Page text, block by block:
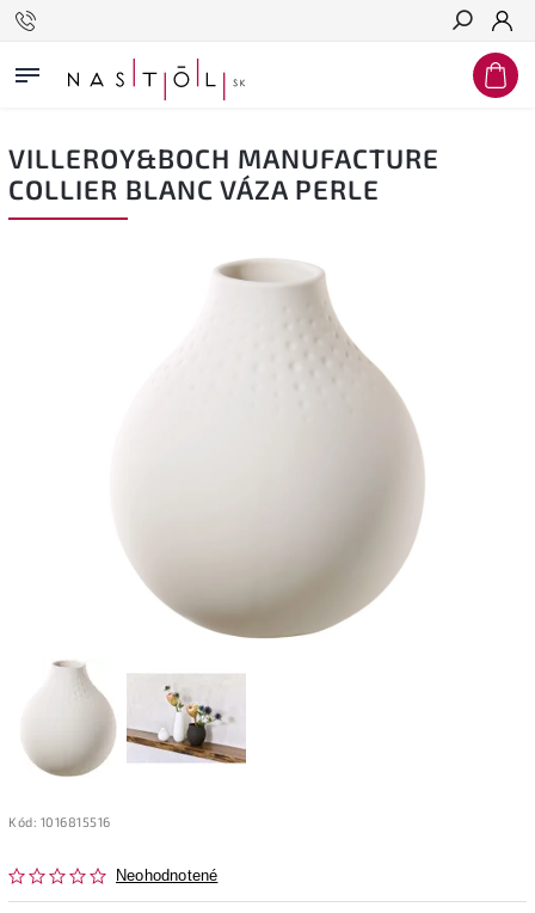
Hľadať
VILLEROY&BOCH MANUFACTURE
COLLIER BLANC VÁZA PERLE
Kód: 1016815516
Neohodnotené